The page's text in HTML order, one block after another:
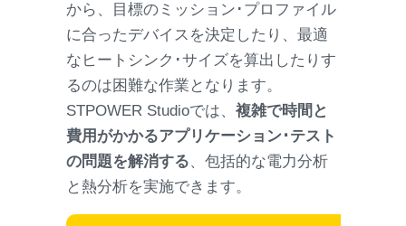
から、目標のミッション･プロファイル
に合ったデバイスを決定したり、最適
なヒートシンク･サイズを算出したりす
るのは困難な作業となります。
STPOWER Studioでは、 複雑で時間と
費用がかかるアプリケーション･テスト
の問題を解消する、包括的な電力分析
と熱分析を実施できます。